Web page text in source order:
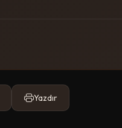
Yazdır